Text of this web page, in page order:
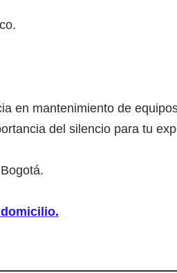
en mantenimiento de
del silencio para tu